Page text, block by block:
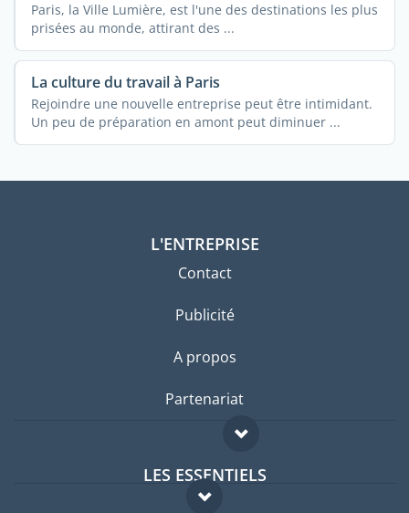
Paris, la Ville Lumière, est l'une des destinations les plus
prisées au monde, attirant des ...
La culture du travail à Paris
Rejoindre une nouvelle entreprise peut être intimidant.
Un peu de préparation en amont peut diminuer ...
L'ENTREPRISE
Contact
Publicité
A propos
Partenariat
LES ESSENTIELS
Forum expatriés